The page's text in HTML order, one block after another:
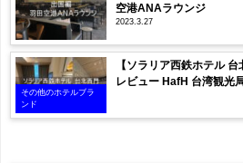
空港ANAラウンジ
2023.3.27
その他のホテルブラ
ンド
【ソラリア西鉄ホテル
レビュー HafH 台湾観光